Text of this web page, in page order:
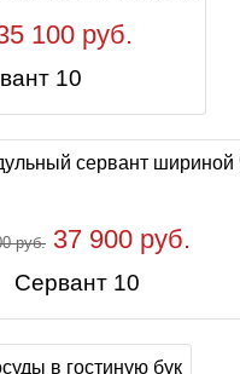
100 руб.
10
руб. 37 900 руб.
Сервант 10